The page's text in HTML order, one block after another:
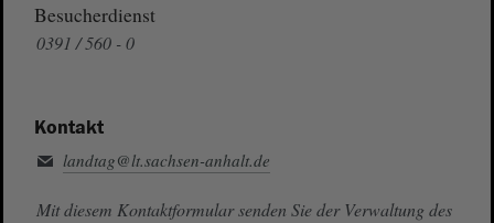
Besucherdienst
0391 / 560 - 0
Kontakt
landtag@lt.sachsen-anhalt.de
Mit diesem Kontaktformular senden Sie der Verwaltung des